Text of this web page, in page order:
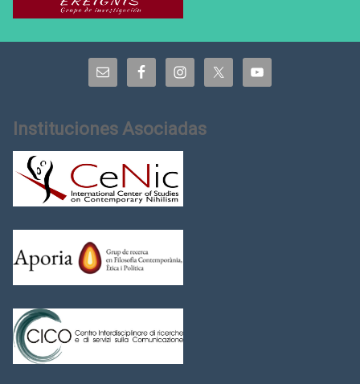
Instituciones Asociadas